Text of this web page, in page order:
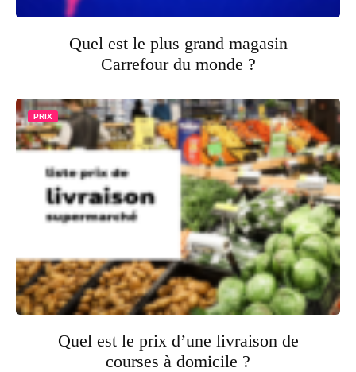
Quel est le plus grand magasin
Carrefour du monde ?
PRIX
Quel est le prix d’une livraison de
courses à domicile ?